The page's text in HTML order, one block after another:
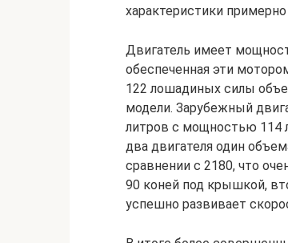
характеристики
Двигатель имеет
обеспеченная эти
122 лошадиных силы
модели. Зарубежный
литров с мощностью 114
два двигателя один
сравнении с 2180, что
90 коней под крышкой,
успешно развивает